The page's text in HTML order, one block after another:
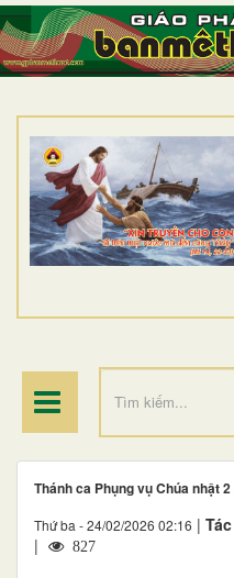
TRANG NHẤT
GIỚI THIỆU
DÒNG TU
BAN MỤC VỤ
ĐOÀN THỂ CG
ĐIỂM HÀNH HƯƠNG
Thánh ca Phụng vụ Chúa nhật
Thứ ba - 24/02/2026 02:16 |
|
827